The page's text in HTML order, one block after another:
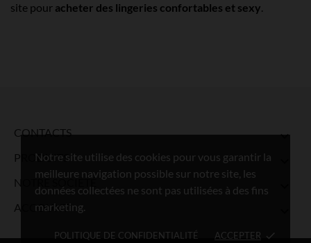
Notre site utilise des cookies pour vous garantir la
meilleure navigation possible sur notre site, les
données collectées ne sont pas utilisées à des fins
marketing.
POLITIQUE DE CONFIDENTIALITÉ ACCEPTER done
site pour acheter des lingeries confortables et sexy.
CONTACTS 
PRODUITS
NOTRE SOCIÉTÉ
ACCOUNT